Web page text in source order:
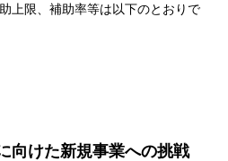
上限、補助率等は以下のとおりで
向けた新規事業への挑戦